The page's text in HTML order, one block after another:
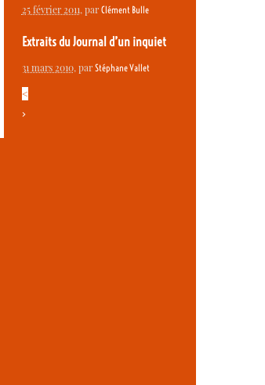
25 février 2011, par Clément Bulle
Extraits du Journal d’un inquiet
31 mars 2010, par Stéphane Vallet
<
>